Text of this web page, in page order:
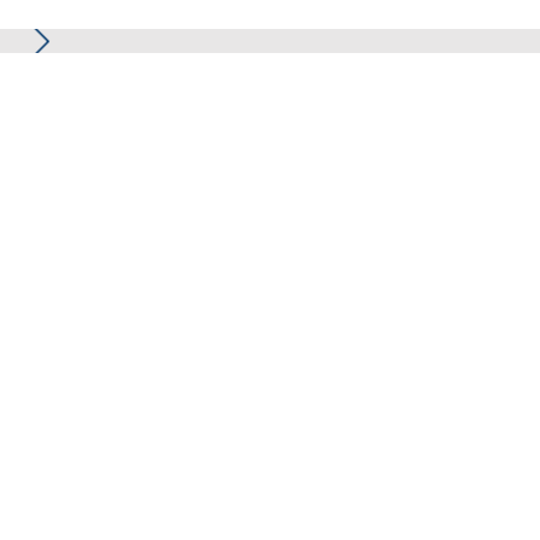
limiter les obligations qui ne peuvent, en fonction des lois
applicables, être exclues ou limitées.